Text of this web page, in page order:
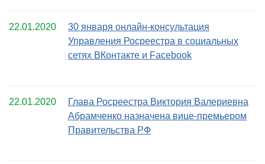
22.01.2020
30 января онлайн-консультация
Управления Росреестра в социальных
сетях ВКонтакте и Facebook
22.01.2020
Глава Росреестра Виктория Валериевна
Абрамченко назначена вице-премьером
Правительства РФ